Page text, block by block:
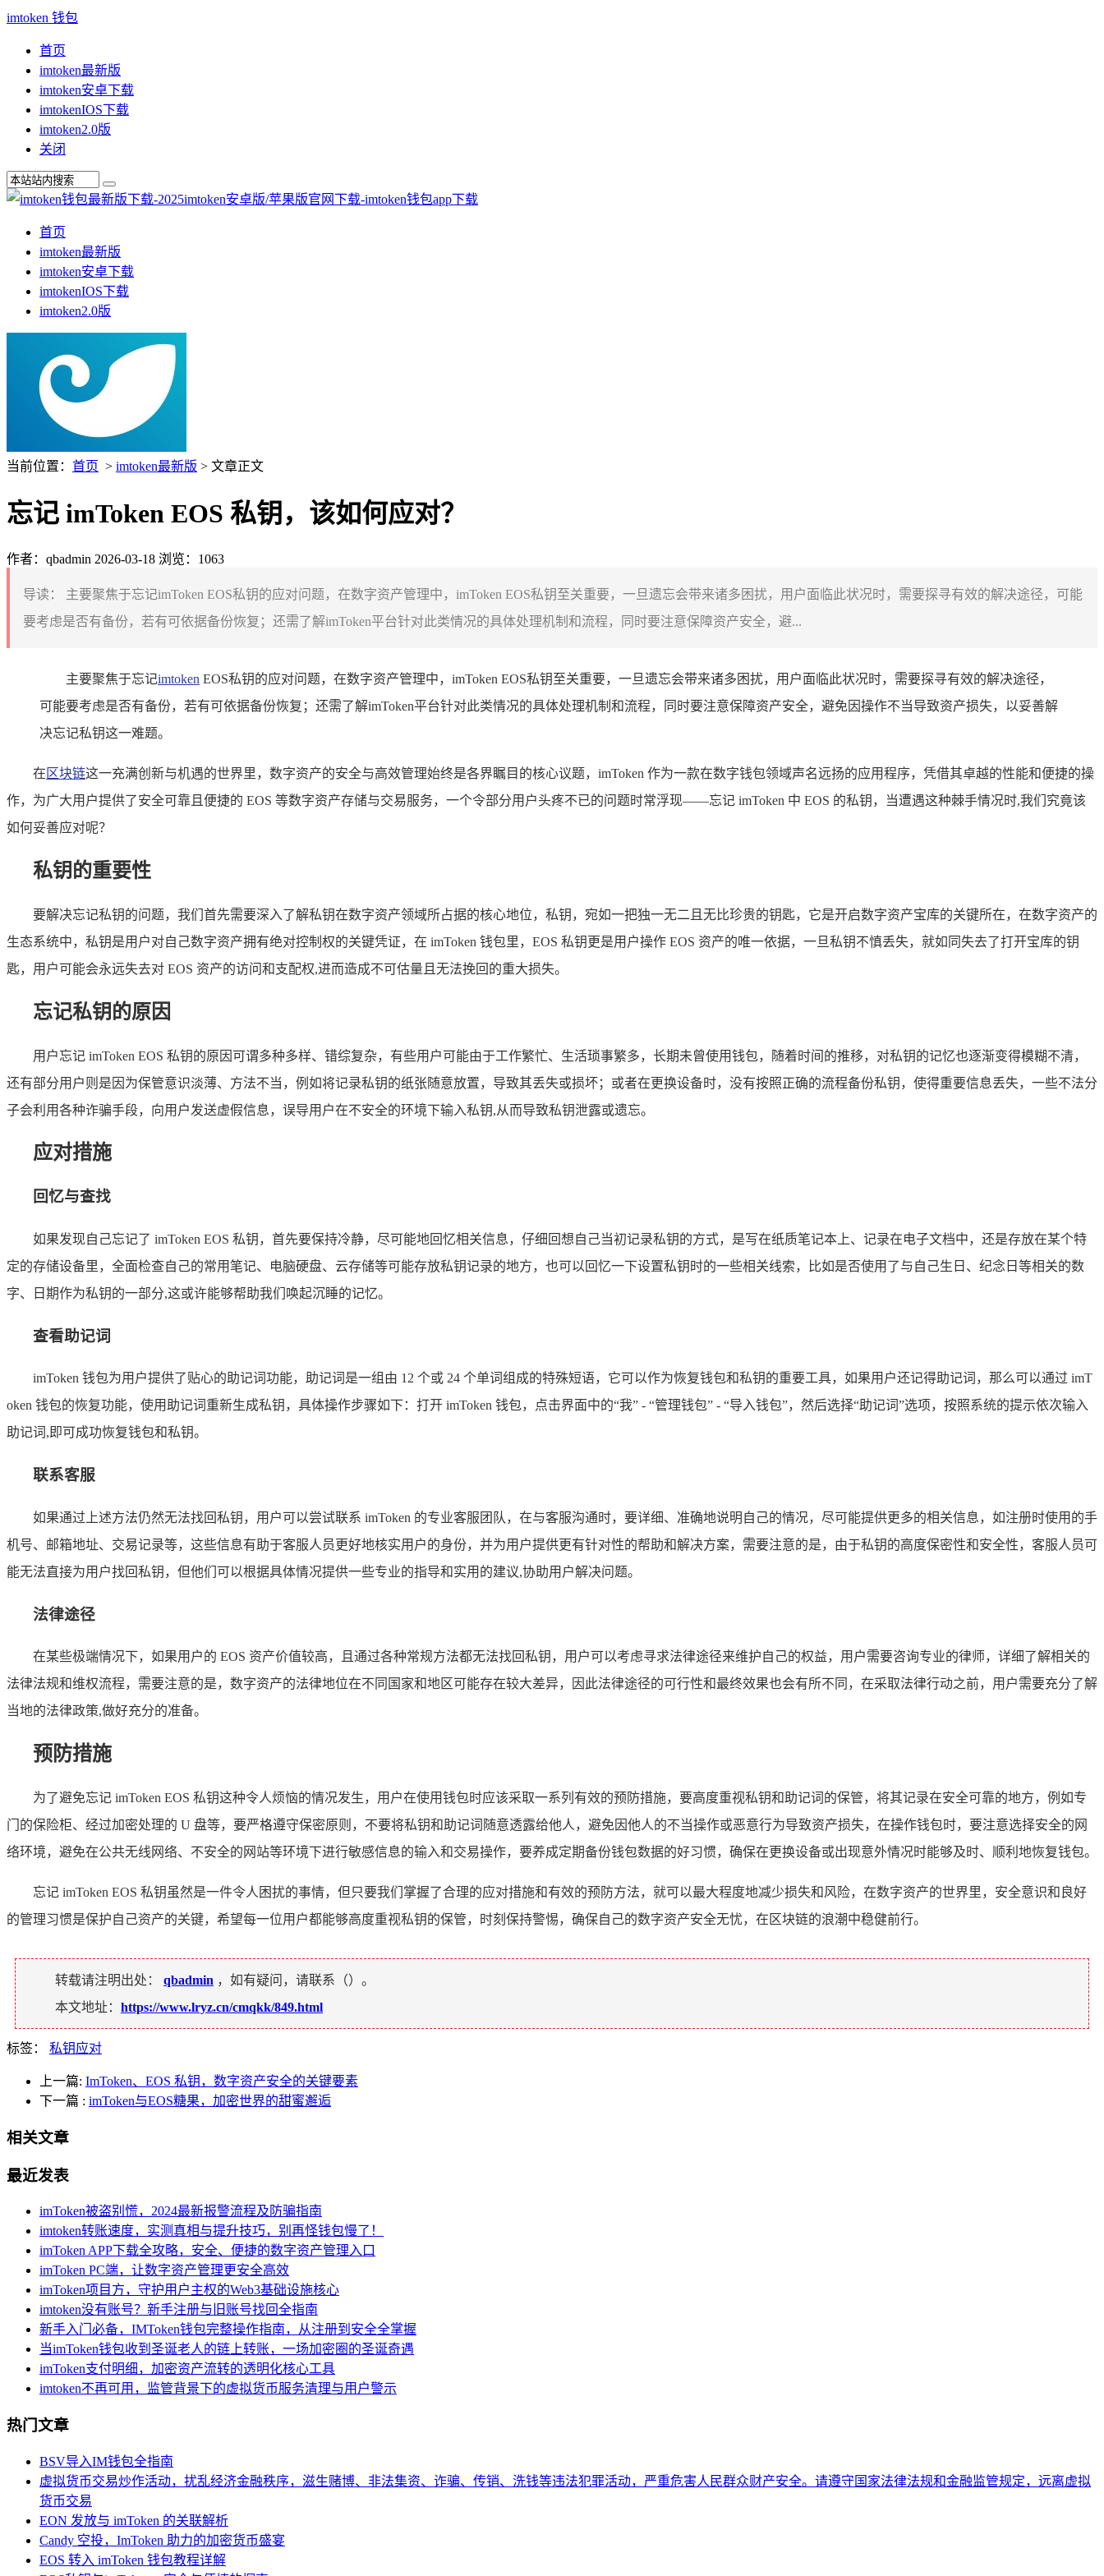
imtoken 钱包
首页
imtoken最新版
imtoken安卓下载
imtokenIOS下载
imtoken2.0版
关闭
首页
imtoken最新版
imtoken安卓下载
imtokenIOS下载
imtoken2.0版
当前位置： 首页 > imtoken最新版 > 文章正文
忘记 imToken EOS 私钥，该如何应对？
作者：qbadmin 2026-03-18 浏览：1063
导读：
主要聚焦于忘记imToken EOS私钥的应对问题，在数字资产管理中，imToken EOS私钥至关重要，一旦遗忘会带来诸多困扰，用户面临此状况时，需要探寻有效的解决途径，可能
要考虑是否有备份，若有可依据备份恢复；还需了解imToken平台针对此类情况的具体处理机制和流程，同时要注意保障资产安全，避...
主要聚焦于忘记imtoken EOS私钥的应对问题，在数字资产管理中，imToken EOS私钥至关重要，一旦遗忘会带来诸多困扰，用户面临此状况时，需要探寻有效的解决途径，
可能要考虑是否有备份，若有可依据备份恢复；还需了解imToken平台针对此类情况的具体处理机制和流程，同时要注意保障资产安全，避免因操作不当导致资产损失，以妥善解
决忘记私钥这一难题。
在 区块链这一充满创新与机遇的世界里，数字资产的安全与高效管理始终是各界瞩目的核心议题，imToken 作为一款在数字钱包领域声名远扬的应用程序，凭借其卓越的性能和便捷的操
作，为广大用户提供了安全可靠且便捷的 EOS 等数字资产存储与交易服务，一个令部分用户头疼不已的问题时常浮现——忘记 imToken 中 EOS 的私钥，当遭遇这种棘手情况时,我们究竟该
如何妥善应对呢？
私钥的重要性
要解决忘记私钥的问题，我们首先需要深入了解私钥在数字资产领域所占据的核心地位，私钥，宛如一把独一无二且无比珍贵的钥匙，它是开启数字资产宝库的关键所在，在数字资产的
生态系统中，私钥是用户对自己数字资产拥有绝对控制权的关键凭证，在 imToken 钱包里，EOS 私钥更是用户操作 EOS 资产的唯一依据，一旦私钥不慎丢失，就如同失去了打开宝库的钥
匙，用户可能会永远失去对 EOS 资产的访问和支配权,进而造成不可估量且无法挽回的重大损失。
忘记私钥的原因
用户忘记 imToken EOS 私钥的原因可谓多种多样、错综复杂，有些用户可能由于工作繁忙、生活琐事繁多，长期未曾使用钱包，随着时间的推移，对私钥的记忆也逐渐变得模糊不清，
还有部分用户则是因为保管意识淡薄、方法不当，例如将记录私钥的纸张随意放置，导致其丢失或损坏；或者在更换设备时，没有按照正确的流程备份私钥，使得重要信息丢失，一些不法分
子会利用各种诈骗手段，向用户发送虚假信息，误导用户在不安全的环境下输入私钥,从而导致私钥泄露或遗忘。
应对措施
回忆与查找
如果发现自己忘记了 imToken EOS 私钥，首先要保持冷静，尽可能地回忆相关信息，仔细回想自己当初记录私钥的方式，是写在纸质笔记本上、记录在电子文档中，还是存放在某个特
定的存储设备里，全面检查自己的常用笔记、电脑硬盘、云存储等可能存放私钥记录的地方，也可以回忆一下设置私钥时的一些相关线索，比如是否使用了与自己生日、纪念日等相关的数
字、日期作为私钥的一部分,这或许能够帮助我们唤起沉睡的记忆。
查看助记词
imToken 钱包为用户提供了贴心的助记词功能，助记词是一组由 12 个或 24 个单词组成的特殊短语，它可以作为恢复钱包和私钥的重要工具，如果用户还记得助记词，那么可以通过 imT
oken 钱包的恢复功能，使用助记词重新生成私钥，具体操作步骤如下：打开 imToken 钱包，点击界面中的“我” - “管理钱包” - “导入钱包”，然后选择“助记词”选项，按照系统的提示依次输入
助记词,即可成功恢复钱包和私钥。
联系客服
如果通过上述方法仍然无法找回私钥，用户可以尝试联系 imToken 的专业客服团队，在与客服沟通时，要详细、准确地说明自己的情况，尽可能提供更多的相关信息，如注册时使用的手
机号、邮箱地址、交易记录等，这些信息有助于客服人员更好地核实用户的身份，并为用户提供更有针对性的帮助和解决方案，需要注意的是，由于私钥的高度保密性和安全性，客服人员可
能无法直接为用户找回私钥，但他们可以根据具体情况提供一些专业的指导和实用的建议,协助用户解决问题。
法律途径
在某些极端情况下，如果用户的 EOS 资产价值较高，且通过各种常规方法都无法找回私钥，用户可以考虑寻求法律途径来维护自己的权益，用户需要咨询专业的律师，详细了解相关的
法律法规和维权流程，需要注意的是，数字资产的法律地位在不同国家和地区可能存在较大差异，因此法律途径的可行性和最终效果也会有所不同，在采取法律行动之前，用户需要充分了解
当地的法律政策,做好充分的准备。
预防措施
为了避免忘记 imToken EOS 私钥这种令人烦恼的情况发生，用户在使用钱包时应该采取一系列有效的预防措施，要高度重视私钥和助记词的保管，将其记录在安全可靠的地方，例如专
门的保险柜、经过加密处理的 U 盘等，要严格遵守保密原则，不要将私钥和助记词随意透露给他人，避免因他人的不当操作或恶意行为导致资产损失，在操作钱包时，要注意选择安全的网
络环境，避免在公共无线网络、不安全的网站等环境下进行敏感信息的输入和交易操作，要养成定期备份钱包数据的好习惯，确保在更换设备或出现意外情况时能够及时、顺利地恢复钱包。
忘记 imToken EOS 私钥虽然是一件令人困扰的事情，但只要我们掌握了合理的应对措施和有效的预防方法，就可以最大程度地减少损失和风险，在数字资产的世界里，安全意识和良好
的管理习惯是保护自己资产的关键，希望每一位用户都能够高度重视私钥的保管，时刻保持警惕，确保自己的数字资产安全无忧，在区块链的浪潮中稳健前行。
转载请注明出处： qbadmin ，如有疑问，请联系（）。
本文地址： https://www.lryz.cn/cmqkk/849.html
标签： 私钥应对
上一篇: ImToken、EOS 私钥，数字资产安全的关键要素
下一篇 : imToken与EOS糖果，加密世界的甜蜜邂逅
相关文章
最近发表
imToken被盗别慌，2024最新报警流程及防骗指南
imtoken转账速度，实测真相与提升技巧，别再怪钱包慢了！
imToken APP下载全攻略，安全、便捷的数字资产管理入口
imToken PC端，让数字资产管理更安全高效
imToken项目方，守护用户主权的Web3基础设施核心
imtoken没有账号？新手注册与旧账号找回全指南
新手入门必备，IMToken钱包完整操作指南，从注册到安全全掌握
当imToken钱包收到圣诞老人的链上转账，一场加密圈的圣诞奇遇
imToken支付明细，加密资产流转的透明化核心工具
imtoken不再可用，监管背景下的虚拟货币服务清理与用户警示
热门文章
BSV导入IM钱包全指南
虚拟货币交易炒作活动，扰乱经济金融秩序，滋生赌博、非法集资、诈骗、传销、洗钱等违法犯罪活动，严重危害人民群众财产安全。请遵守国家法律法规和金融监管规定，远离虚拟
货币交易
EON 发放与 imToken 的关联解析
Candy 空投，ImToken 助力的加密货币盛宴
EOS 转入 imToken 钱包教程详解